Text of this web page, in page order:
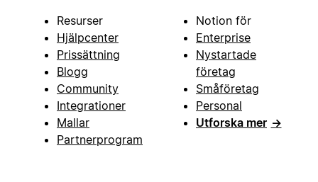
Resurser
Hjälpcenter
Prissättning
Blogg
Community
Integrationer
Mallar
Partnerprogram
Notion för
Enterprise
Nystartade
företag
Småföretag
Personal
Utforska mer →